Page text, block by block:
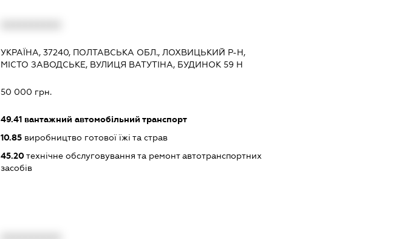
УКРАЇНА, 37240, ПОЛТАВСЬКА ОБЛ., ЛОХВИЦЬКИЙ Р-Н,
МІСТО ЗАВОДСЬКЕ, ВУЛИЦЯ ВАТУТІНА, БУДИНОК 59 Н
50 000 грн.
49.41 вантажний автомобільний транспорт
10.85 виробництво готової їжі та страв
45.20технічне обслуговування та ремонт автотранспортних
засобів